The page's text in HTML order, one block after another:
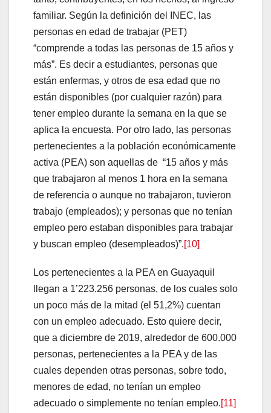
familiar. Según la definición del INEC, las
personas en edad de trabajar (PET)
“comprende a todas las personas de 15 años y
más”. Es decir a estudiantes, personas que
están enfermas, y otros de esa edad que no
están disponibles (por cualquier razón) para
tener empleo durante la semana en la que se
aplica la encuesta. Por otro lado, las personas
pertenecientes a la población económicamente
activa (PEA) son aquellas de “15 años y más
que trabajaron al menos 1 hora en la semana
de referencia o aunque no trabajaron, tuvieron
trabajo (empleados); y personas que no tenían
empleo pero estaban disponibles para trabajar
y buscan empleo (desempleados)”.[10]
Los pertenecientes a la PEA en Guayaquil
llegan a 1’223.256 personas, de los cuales solo
un poco más de la mitad (el 51,2%) cuentan
con un empleo adecuado. Esto quiere decir,
que a diciembre de 2019, alrededor de 600.000
personas, pertenecientes a la PEA y de las
cuales dependen otras personas, sobre todo,
menores de edad, no tenían un empleo
adecuado o simplemente no tenían empleo.[11]